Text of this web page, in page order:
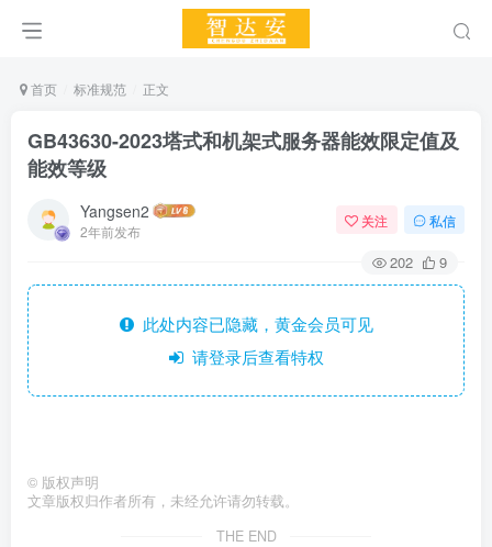
首页 标准规范 正文
GB43630-2023塔式和机架式服务器能效限定值及
能效等级
Yangsen2
2年前发布
关注 私信
202 9
此处内容已隐藏，黄金会员可见
请登录后查看特权
© 版权声明
文章版权归作者所有，未经允许请勿转载。
THE END